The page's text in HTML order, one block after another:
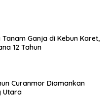
Tanam Ganja di Kebun Karet,
12 Tahun
Curanmor Diamankan
Utara